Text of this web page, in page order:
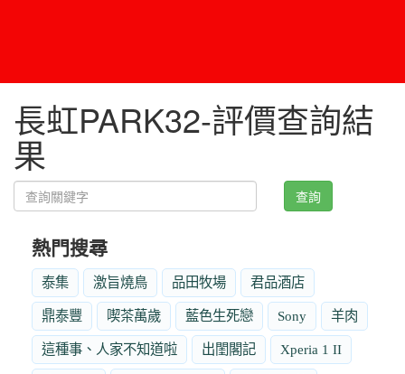
長虹PARK32-評價查詢結
果
查詢
熱門搜尋
泰集 激旨燒鳥 品田牧場 君品酒店
鼎泰豐 喫茶萬歲 藍色生死戀 Sony 羊肉
這種事、人家不知道啦 出閨閣記 Xperia 1 II